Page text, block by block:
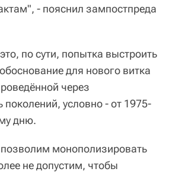
- пояснил зампостпреда
по сути, попытка выстроить
для нового витка
через
поколений, условно - от 1975-
дню.
монополизировать
не допустим, чтобы